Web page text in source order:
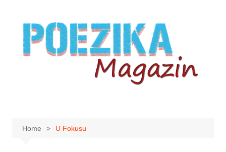
content
Home U Fokusu